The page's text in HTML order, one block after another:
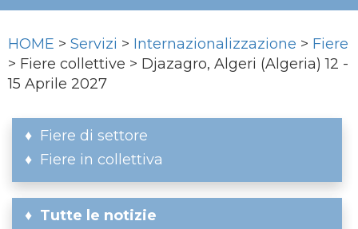
HOME > Servizi > Internazionalizzazione > Fiere
> Fiere collettive > Djazagro, Algeri (Algeria) 12 -
15 Aprile 2027
Fiere di settore
Fiere in collettiva
Tutte le notizie